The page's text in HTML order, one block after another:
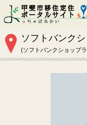
ソフトバンク
(ソフトバンクショップ